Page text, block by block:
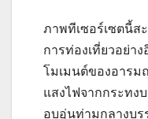
ภาพทีเซอร์เซตนี้ส
การท่องเที่ยวอย่า
โมเมนต์ของอาร
แสงไฟจากกระทง
อบอุ่นท่ามกลางบร